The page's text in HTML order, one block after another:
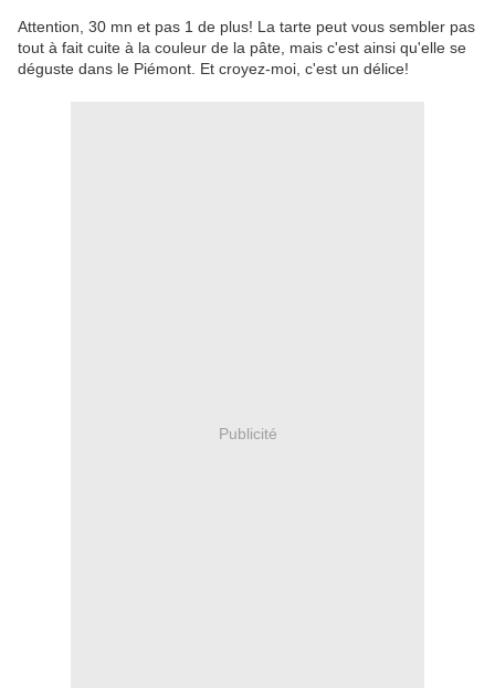
Attention, 30 mn et pas 1 de plus! La tarte peut vous sembler pas
tout à fait cuite à la couleur de la pâte, mais c'est ainsi qu'elle se
déguste dans le Piémont. Et croyez-moi, c'est un délice!
Publicité